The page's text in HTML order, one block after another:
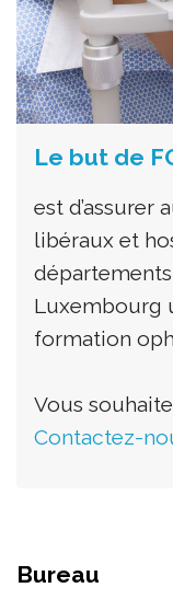
Le but de
est d’assurer
libéraux et
Luxembourg
formation
Vous
Contactez-
Bureau